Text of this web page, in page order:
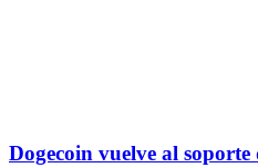
Dogecoin vuelve al